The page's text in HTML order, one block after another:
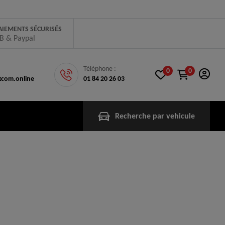
SÉCURISÉS
& Paypal
Téléphone :
01 84 20 26 03
0 0
Recherche par vehicule